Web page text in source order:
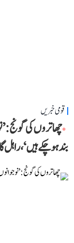
قومی خبریں
چھاتروں کی گونج:
بند ہو چکے ہیں‘،